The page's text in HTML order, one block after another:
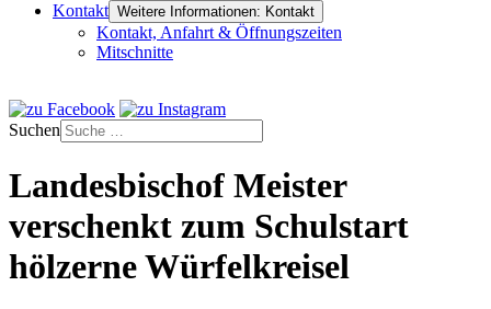
Kontakt Weitere Informationen: Kontakt
Kontakt, Anfahrt & Öffnungszeiten
Mitschnitte
Suchen
Landesbischof Meister
verschenkt zum Schulstart
hölzerne Würfelkreisel